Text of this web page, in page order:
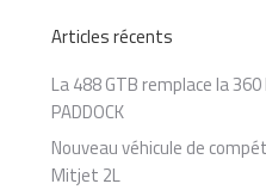
Articles récents
La 488 GTB remplace la
PADDOCK
Nouveau véhicule de
Mitjet 2L